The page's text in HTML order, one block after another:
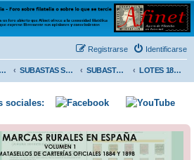
tercie. Ágora de Filatelia es un foro abierto que Afinet
para que exprese libremente sus opiniones y
Identificarse
Registrarse
SUBASTAS SOLIDARIAS (In memoriam MENDOZA) SUBASTAS SOLIDARIAS 2025 y anteriores SUBASTAS SOLIDARIAS 2013 LOTES 18/11/2013
sociales: